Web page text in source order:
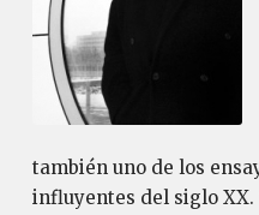
también uno de los
influyentes del siglo XX.